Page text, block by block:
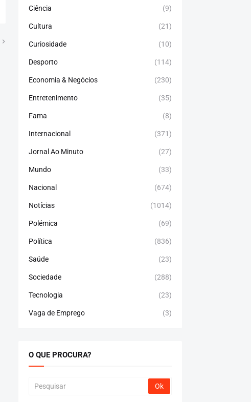
Ciência (9)
Cultura (21)
Curiosidade (10)
Desporto (114)
Economia & Negócios (230)
Entretenimento (35)
Fama (8)
Internacional (371)
Jornal Ao Minuto (27)
Mundo (33)
Nacional (674)
Notícias (1014)
Polémica (69)
Política (836)
Saúde (23)
Sociedade (288)
Tecnologia (23)
Vaga de Emprego (3)
O QUE PROCURA?